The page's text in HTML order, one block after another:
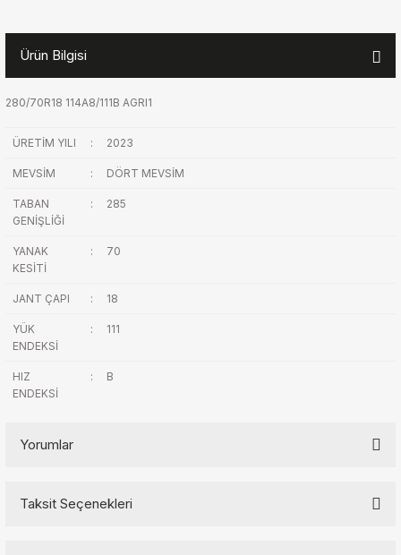
Ürün Bilgisi
280/70R18 114A8/111B AGRI1
ÜRETİM YILI : 2023
MEVSİM : DÖRT MEVSİM
TABAN
GENİŞLİĞİ
: 285
YANAK
KESİTİ
: 70
JANT ÇAPI : 18
YÜK
ENDEKSİ
: 111
HIZ
ENDEKSİ
: B
Yorumlar
Taksit Seçenekleri